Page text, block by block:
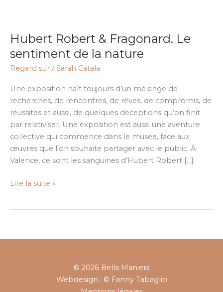
Hubert Robert & Fragonard. Le
sentiment de la nature
Regard sur /Sarah Catala
Une exposition naît toujours d’un mélange de
recherches, de rencontres, de rêves, de compromis, de
réussites et aussi, de quelques déceptions qu’on finit
par relativiser. Une exposition est aussi une aventure
collective qui commence dans le musée, face aux
œuvres que l’on souhaite partager avec le public. À
Valence, ce sont les sanguines d’Hubert Robert […]
&
Fragonard.
sentiment
de
la
nature
Lire la suite »
© 2026 Bella Maniera
Webdesign : © Fanny Tabaglio